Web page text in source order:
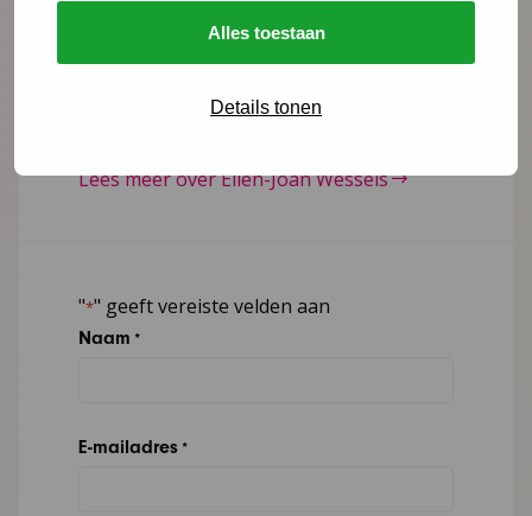
Alles toestaan
Details tonen
ejwessels@ncj.nl
Lees meer over Ellen-Joan Wessels
"*" geeft vereiste velden aan
Naam *
E-mailadres *